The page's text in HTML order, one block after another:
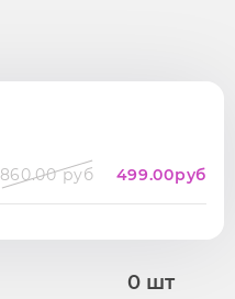
860.00 руб 499.00руб
0 шт